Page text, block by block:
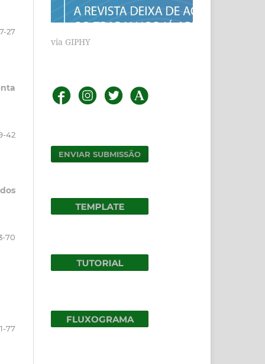
7-27
42
70
77
via GIPHY
ENVIAR SUBMISSÃO